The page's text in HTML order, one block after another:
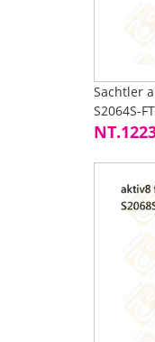
Sachtler
S2064S-
腳架組